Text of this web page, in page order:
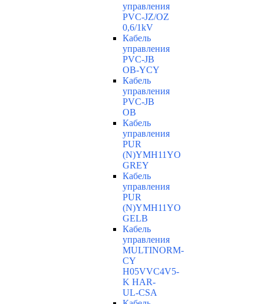
управления
PVC-JZ/OZ
0,6/1kV
Кабель
управления
PVC-JB
OB-YCY
Кабель
управления
PVC-JB
OB
Кабель
управления
PUR
(N)YMH11YO
GREY
Кабель
управления
PUR
(N)YMH11YO
GELB
Кабель
управления
MULTINORM-
CY
H05VVC4V5-
K HAR-
UL-CSA